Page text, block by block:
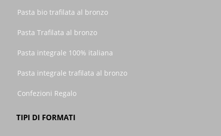
Pasta bio trafilata al bronzo
Pasta Trafilata al bronzo
Pasta integrale 100% italiana
Pasta integrale trafilata al bronzo
Confezioni Regalo
TIPI DI FORMATI